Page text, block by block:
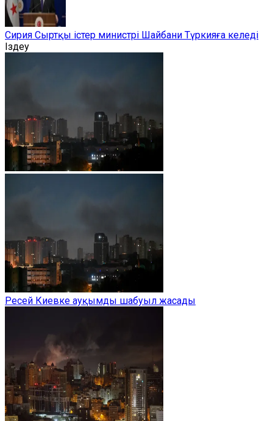
Сирия Сыртқы істер министрі Шайбани Түркияға келеді
Іздеу
Ресей Киевке ауқымды шабуыл жасады